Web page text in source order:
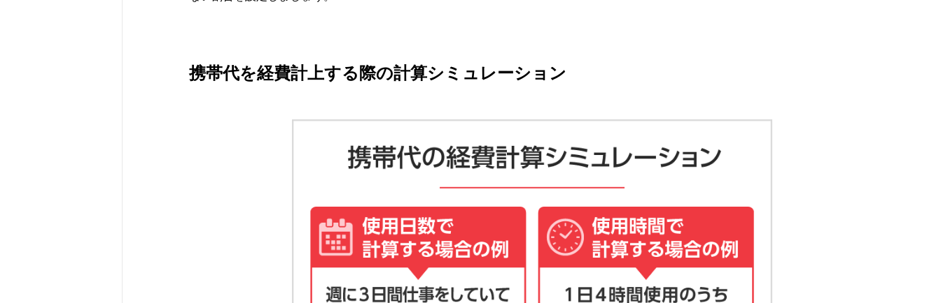
携帯代を経費計上する際の計算シミュレーション